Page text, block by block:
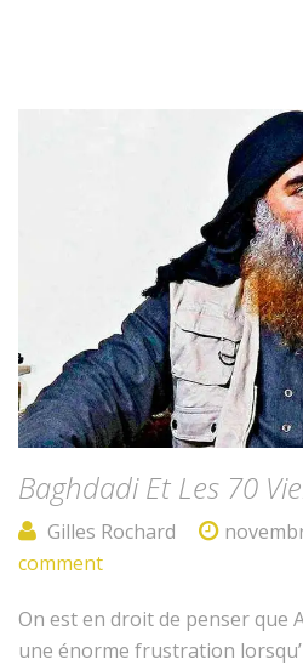
Baghdadi Et Les 70
Gilles Rochard
comment
On est en droit de penser que
une énorme frus­tra­tion